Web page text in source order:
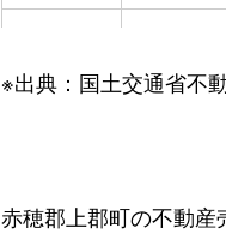
高山
700万円
梨ケ原
520万円
※出典：国土交通省不
赤穂郡上郡町の不動産